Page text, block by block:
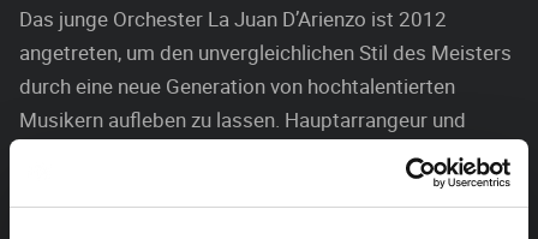
Das junge Orchester La Juan D’Arienzo ist 2012
angetreten, um den unvergleichlichen Stil des Meisters
durch eine neue Generation von hochtalentierten
Musikern aufleben zu lassen. Hauptarrangeur und
Bandleader ist Facundo Facundo Lázzari, dessen
Großvater der Arrangeur im Orchester von Juan